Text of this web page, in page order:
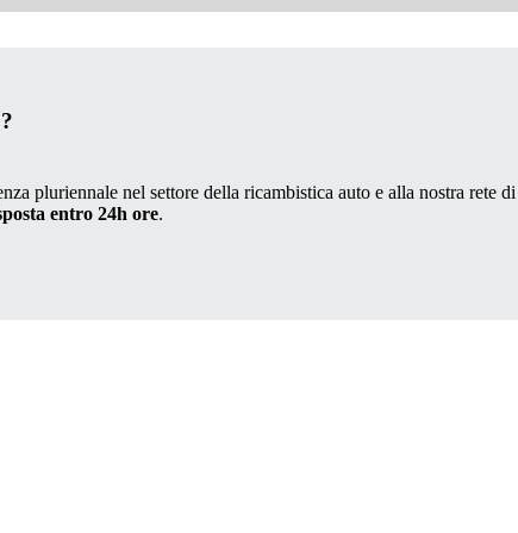
pluriennale nel settore della ricambistica auto e alla nostra rete di
entro 24h ore.